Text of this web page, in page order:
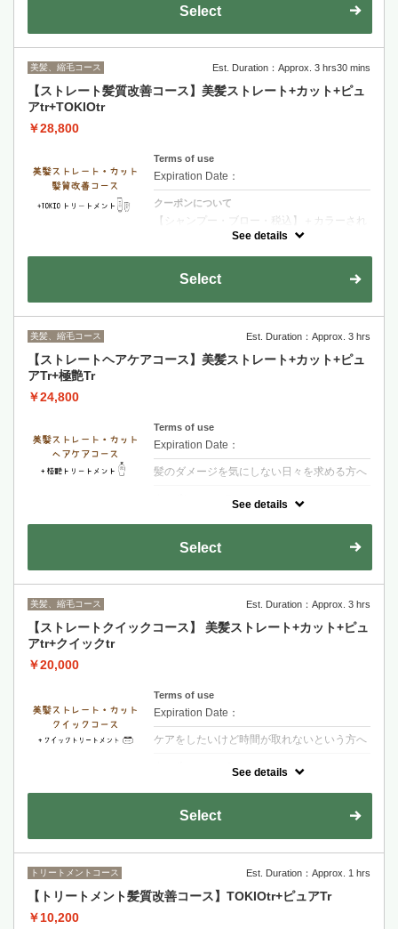
ます・ダメージが少ないお客様・お時間があ
まりないお客様オススメのメニューです２種
Select
美髪、縮毛コース Est. Duration：Approx. 3 hrs30 mins
【ストレート髪質改善コース】美髪ストレート+カット+ピュ
アtr+TOKIOtr
￥28,800
Terms of use
Expiration Date：
クーポンについて
【シャンプー・ブロー・税込】＋カラーされ
るお客様は選択後＋カラー追加をお願い致し
部を徹底補修 圧倒的な艶としなやかさを実現
See details
Select
美髪、縮毛コース Est. Duration：Approx. 3 hrs
【ストレートヘアケアコース】美髪ストレート+カット+ピュ
アTr+極艶Tr
￥24,800
Terms of use
Expiration Date：
髪のダメージを気にしない日々を求める方へ
るお客様は選択後＋カラー追加をお願い致し
ます・縮毛矯正では取れない髪のねじれまで
改善していきます！内部改善3段階集中トリ
See details
Select
美髪、縮毛コース Est. Duration：Approx. 3 hrs
【ストレートクイックコース】 美髪ストレート+カット+ピュ
アtr+クイックtr
￥20,000
Terms of use
Expiration Date：
ケアをしたいけど時間が取れないという方へ
るお客様は選択後＋カラー追加をお願い致し
ます・ダメージが少ないお客様・お時間があ
まりないお客様オススメのメニューです２種
See details
Select
トリートメントコース Est. Duration：Approx. 1 hrs
【トリートメント髪質改善コース】TOKIOtr+ピュアTr
￥10,200